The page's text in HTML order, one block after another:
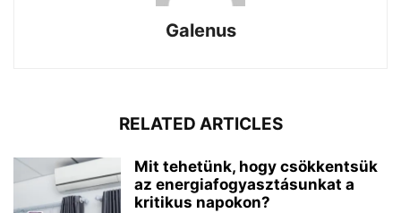
Galenus
RELATED ARTICLES
Mit tehetünk, hogy csökkentsük
az energiafogyasztásunkat a
kritikus napokon?